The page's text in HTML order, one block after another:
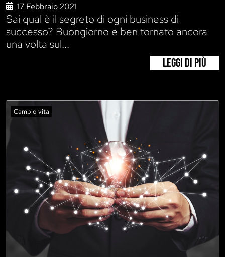
17 Febbraio 2021
Sai qual è il segreto di ogni business di
successo? Buongiorno e ben tornato ancora
una volta sul...
LEGGI DI PIÙ
Cambio vita